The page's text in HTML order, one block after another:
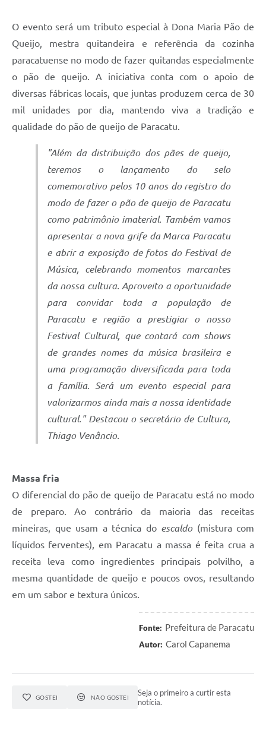
O evento será um tributo especial à Dona Maria Pão de
Queijo, mestra quitandeira e referência da cozinha
paracatuense no modo de fazer quitandas especialmente
o pão de queijo. A iniciativa conta com o apoio de
diversas fábricas locais, que juntas produzem cerca de 30
mil unidades por dia, mantendo viva a tradição e
qualidade do pão de queijo de Paracatu.
"Além da distribuição dos pães de queijo,
teremos o lançamento do selo
comemorativo pelos 10 anos do registro do
modo de fazer o pão de queijo de Paracatu
como patrimônio imaterial. Também vamos
apresentar a nova grife da Marca Paracatu
e abrir a exposição de fotos do Festival de
Música, celebrando momentos marcantes
da nossa cultura. Aproveito a oportunidade
para convidar toda a população de
Paracatu e região a prestigiar o nosso
Festival Cultural, que contará com shows
de grandes nomes da música brasileira e
uma programação diversificada para toda
a família. Será um evento especial para
valorizarmos ainda mais a nossa identidade
cultural." Destacou o secretário de Cultura,
Thiago Venâncio.
Massa fria
O diferencial do pão de queijo de Paracatu está no modo
de preparo. Ao contrário da maioria das receitas
mineiras, que usam a técnica do escaldo(mistura com
líquidos ferventes), em Paracatu a massa é feita crua a
receita leva como ingredientes principais polvilho, a
mesma quantidade de queijo e poucos ovos, resultando
em um sabor e textura únicos.
Fonte: Prefeitura de Paracatu
Autor: Carol Capanema
GOSTEI NÃO GOSTEI
Seja o primeiro a curtir esta
notícia.